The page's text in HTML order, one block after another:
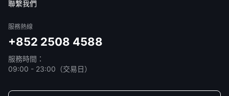
聯繫我們
服務熱線
+852 2508 4588
服務時間：
09:00 - 23:00（交易日）